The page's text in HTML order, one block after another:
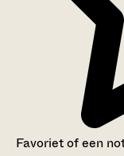
Favoriet of een